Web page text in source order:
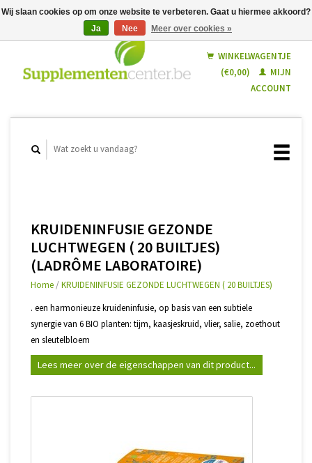
Nederlands
WINKELWAGENTJE
(€0,00)
MIJN
ACCOUNT
KRUIDENINFUSIE GEZONDE
LUCHTWEGEN ( 20 BUILTJES)
(LADRÔME LABORATOIRE)
Home /KRUIDENINFUSIE GEZONDE LUCHTWEGEN ( 20 BUILTJES)
. een harmonieuze kruideninfusie, op basis van een subtiele
synergie van 6 BIO planten: tijm, kaasjeskruid, vlier, salie, zoethout
en sleutelbloem
Lees meer over de eigenschappen van dit product...
Wij slaan cookies op om onze website te verbeteren. Gaat u hiermee akkoord?
Ja
Nee Meer over cookies »